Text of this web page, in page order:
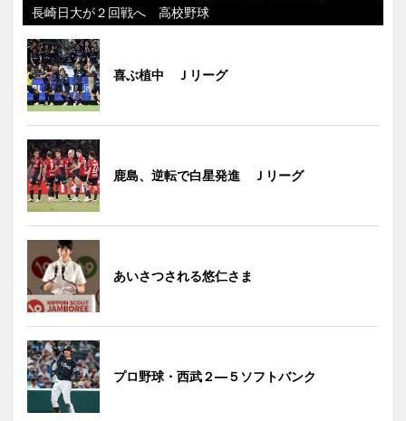
長崎日大が２回戦へ 高校野球
喜ぶ植中 Ｊリーグ
鹿島、逆転で白星発進 Ｊリーグ
あいさつされる悠仁さま
プロ野球・西武２―５ソフトバンク